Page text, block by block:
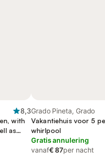
8,3
with
as
Grado Pineta, Grado
Vakantiehuis voor 5
whirlpool
Gratis annulering
vanaf€ 87per nacht